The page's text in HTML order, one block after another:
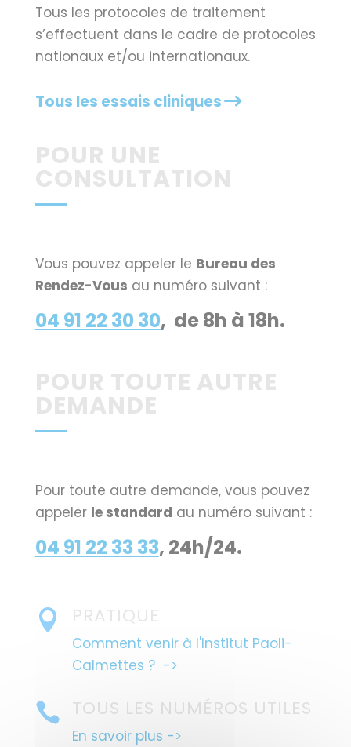
Tous les protocoles de traitement
s’effectuent dans le cadre de protocoles
nationaux et/ou internationaux.
Tous les essais cliniques
POUR UNE
CONSULTATION
Vous pouvez appeler le Bureau des
Rendez-Vous au numéro suivant :
04 91 22 30 30, de 8h à 18h.
POUR TOUTE AUTRE
DEMANDE
Pour toute autre demande, vous pouvez
appeler le standard au numéro suivant :
04 91 22 33 33, 24h/24.
 PRATIQUE
Comment venir à l'Institut Paoli-
Calmettes ? ->
 TOUS LES NUMÉROS UTILES
En savoir plus ->